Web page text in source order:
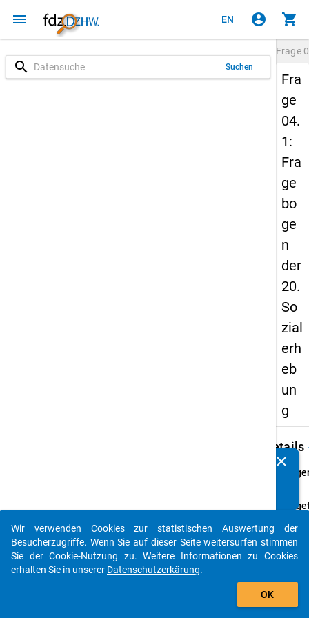
menu EN account_circle shopping_cart
search Suchen
Frage
Fra
ge
04.
1:
Fra
ge
bo
ge
n
der
20.
So
zial
erh
eb
un
g
Details
einen
clear
auto_stories
add_shopping_cart
Wir verwenden Cookies zur statistischen Auswertung der
Besucherzugriffe. Wenn Sie auf dieser Seite weitersurfen stimmen
Sie der Cookie-Nutzung zu. Weitere Informationen zu Cookies
erhalten Sie in unserer Datenschutzerkärung.
OK